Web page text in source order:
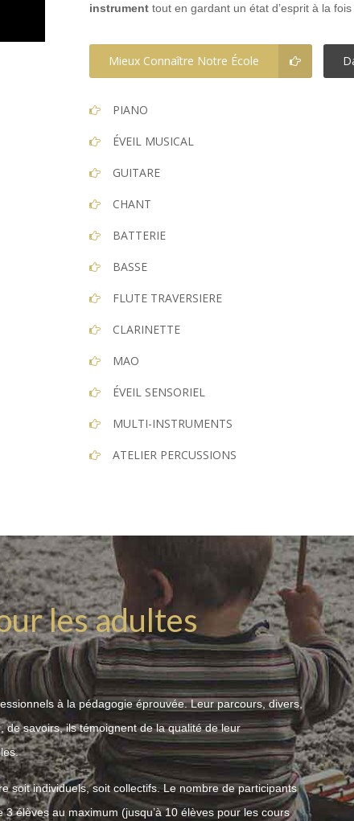
instrument tout en gardant un état d’esprit à la fois
Mieux Connaître Notre École
PIANO
ÉVEIL MUSICAL
GUITARE
CHANT
BATTERIE
BASSE
FLUTE TRAVERSIERE
CLARINETTE
MAO
ÉVEIL SENSORIEL
MULTI-INSTRUMENTS
ATELIER PERCUSSIONS
de chez vous
à la pédagogie éprouvée. Leur parcours, divers,
de savoirs, ils témoignent de la qualité de leur
soit individuels, soit collectifs. Le nombre de participants
élèves au maximum (jusqu’à 10 élèves pour les cours